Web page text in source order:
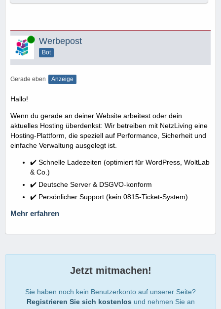
Online Werbepost
Bot
Gerade eben Anzeige
Hallo!
Wenn du gerade an deiner Website arbeitest oder dein
aktuelles Hosting überdenkst: Wir betreiben mit NetzLiving eine
Hosting-Plattform, die speziell auf Performance, Sicherheit und
einfache Verwaltung ausgelegt ist.
✔️ Schnelle Ladezeiten (optimiert für WordPress, WoltLab
& Co.)
✔️ Deutsche Server & DSGVO-konform
✔️ Persönlicher Support (kein 0815-Ticket-System)
Mehr erfahren
Jetzt mitmachen!
Sie haben noch kein Benutzerkonto auf unserer Seite?
Registrieren Sie sich kostenlos und nehmen Sie an